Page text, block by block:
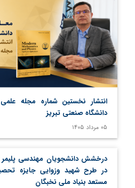
انتشار نخستین شماره مجله
دانشگاه صنعتی تبریز
۰۵ مرداد ۱۴۰۵
درخشش دانشجویان مهندسی پلیمر
در طرح شهید وزوایی جایزه
مستعد بنیاد ملی نخبگان